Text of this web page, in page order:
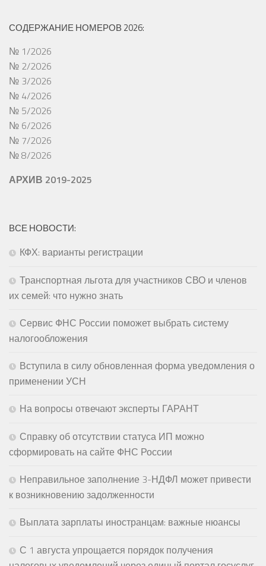
СОДЕРЖАНИЕ НОМЕРОВ 2026:
№ 1/2026
№ 2/2026
№ 3/2026
№ 4/2026
№ 5/2026
№ 6/2026
№ 7/2026
№ 8/2026
АРХИВ 2019-2025
ВСЕ НОВОСТИ:
КФХ: варианты регистрации
Транспортная льгота для участников СВО и членов
их семей: что нужно знать
Сервис ФНС России поможет выбрать систему
налогообложения
Вступила в силу обновленная форма уведомления о
применении УСН
На вопросы отвечают эксперты ГАРАНТ
Справку об отсутствии статуса ИП можно
сформировать на сайте ФНС России
Неправильное заполнение 3-НДФЛ может привести
к возникновению задолженности
Выплата зарплаты иностранцам: важные нюансы
С 1 августа упрощается порядок получения